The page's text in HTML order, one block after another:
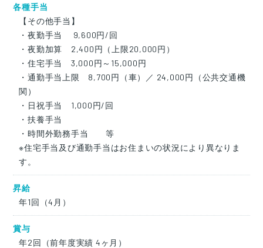
各種手当
【その他手当】
・夜勤手当 9,600円/回
・夜勤加算 2,400円（上限20,000円）
・住宅手当 3,000円～15,000円
・通勤手当上限 8,700円（車）／ 24,000円（公共交通機
関）
・日祝手当 1,000円/回
・扶養手当
・時間外勤務手当 等
※住宅手当及び通勤手当はお住まいの状況により異なりま
す。
昇給
年1回（4月）
賞与
年2回（前年度実績 4ヶ月）